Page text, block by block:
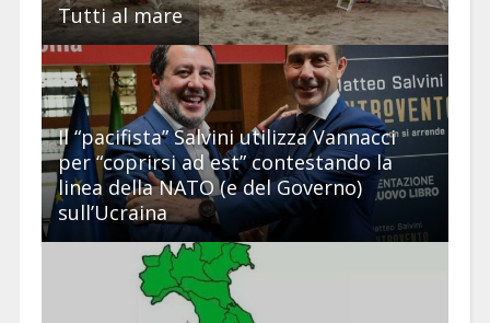
Tutti al mare
Il “pacifista” Salvini utilizza Vannacci
per “coprirsi ad est” contestando la
linea della NATO (e del Governo)
sull’Ucraina